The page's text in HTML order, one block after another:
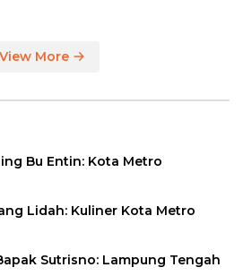
View More
Bu Entin: Kota Metro
Lidah: Kuliner Kota Metro
Sutrisno: Lampung Tengah